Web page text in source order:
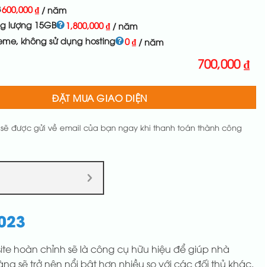
600,000₫ / năm
lượng 15GB
1,800,000₫ / năm
không sử dụng hosting
0₫ / năm
700,000₫
ĐẶT MUA GIAO DIỆN
được gửi về email của bạn ngay khi thanh toán thành công
hoàn chỉnh sẽ là công cụ hữu hiệu để giúp nhà
sẽ trở nên nổi bật hơn nhiều so với các đối thủ khác.